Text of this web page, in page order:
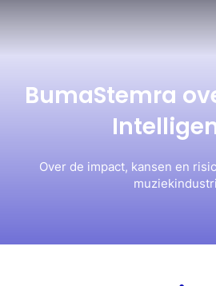
BumaStemra
Over de impact, kansen en